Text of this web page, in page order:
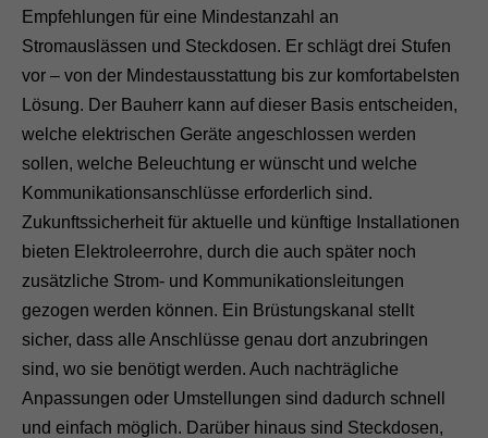
Empfehlungen für eine Mindestanzahl an
Stromauslässen und Steckdosen. Er schlägt drei Stufen
vor – von der Mindestausstattung bis zur komfortabelsten
Lösung. Der Bauherr kann auf dieser Basis entscheiden,
welche elektrischen Geräte angeschlossen werden
sollen, welche Beleuchtung er wünscht und welche
Kommunikationsanschlüsse erforderlich sind.
Zukunftssicherheit für aktuelle und künftige Installationen
bieten Elektroleerrohre, durch die auch später noch
zusätzliche Strom- und Kommunikationsleitungen
gezogen werden können. Ein Brüstungskanal stellt
sicher, dass alle Anschlüsse genau dort anzubringen
sind, wo sie benötigt werden. Auch nachträgliche
Anpassungen oder Umstellungen sind dadurch schnell
und einfach möglich. Darüber hinaus sind Steckdosen,